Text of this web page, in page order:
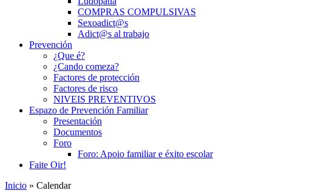
COMPRAS COMPULSIVAS
Sexoadict@s
Adict@s al trabajo
Prevención
¿Que é?
¿Cando comeza?
Factores de protección
Factores de risco
NIVEIS PREVENTIVOS
Espazo de Prevención Familiar
Presentación
Documentos
Foro
Foro: Apoio familiar e éxito escolar
Faite Oir!
Inicio » Calendar